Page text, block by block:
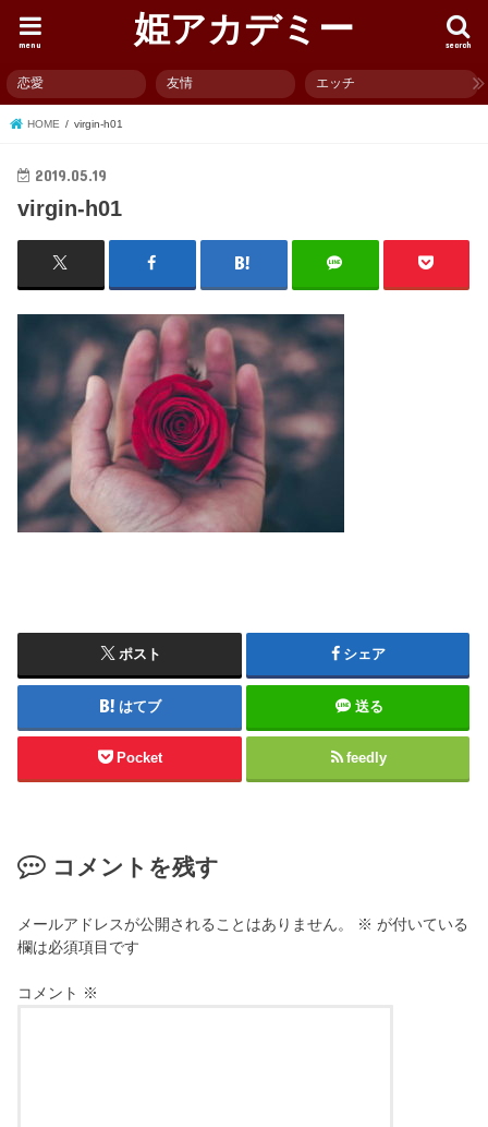
姫アカデミー search
menu
恋愛 友情 エッチ
HOME virgin-h01
2019.05.19
virgin-h01
ポスト シェア
はてブ 送る
Pocket feedly
コメントを残す
メールアドレスが公開されることはありません。 ※ が付いている
欄は必須項目です
コメント ※